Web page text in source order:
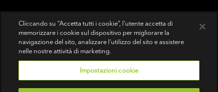
Cliccando su “Accetta tutti i cookie”, l'utente accetta di
memorizzare i cookie sul dispositivo per migliorare la
navigazione del sito, analizzare l'utilizzo del sito e assistere
nelle nostre attività di marketing.
Impostazioni cookie